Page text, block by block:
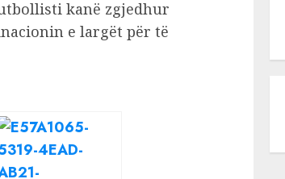
kanë zgjedhur
e largët për të